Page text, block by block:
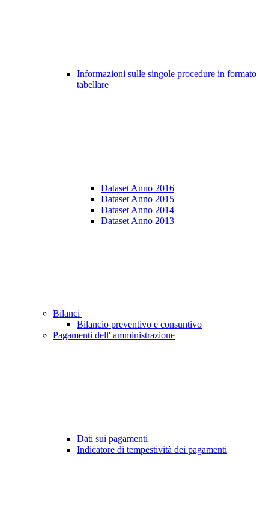
Informazioni sulle singole procedure in formato
tabellare
Dataset Anno 2016
Dataset Anno 2015
Dataset Anno 2014
Dataset Anno 2013
Bilanci
Bilancio preventivo e consuntivo
Pagamenti dell' amministrazione
Dati sui pagamenti
Indicatore di tempestività dei pagamenti